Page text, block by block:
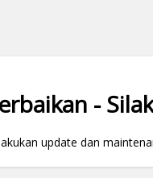
-
update dan